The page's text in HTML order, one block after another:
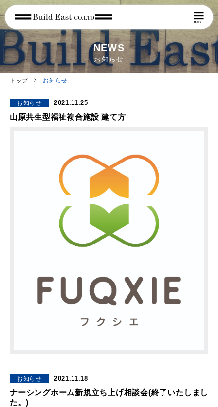
NEWS
お知らせ
トップ お知らせ
お知らせ 2021.11.25
山原共生型福祉複合施設 建て方
お知らせ 2021.11.18
ナーシングホーム新規立ち上げ相談会(終了いたしまし
た。)